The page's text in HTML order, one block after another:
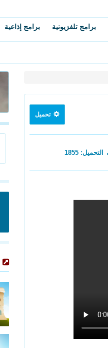
برامج تلفزيونية برامج إذاعية
تحميل
التحميل: 1855